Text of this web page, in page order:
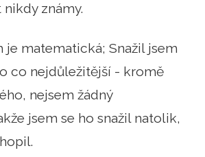
známy.
je matematická; Snažil jsem
co nejdůležitější - kromě
​​nejsem žádný
jsem se ho snažil natolik,